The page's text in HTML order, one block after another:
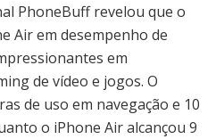
PhoneBuff revelou que o
Air em desempenho de
em
de vídeo e jogos. O
de uso em navegação e 10
o iPhone Air alcançou 9